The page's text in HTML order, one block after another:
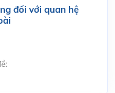
đối với quan hệ